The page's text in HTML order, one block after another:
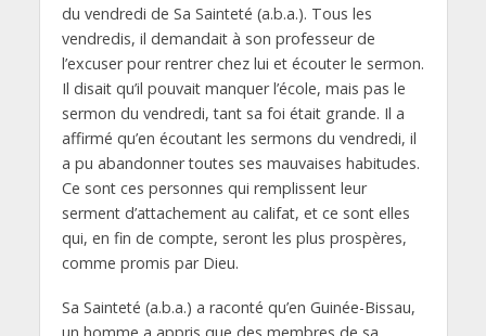
du vendredi de Sa Sainteté (a.b.a.). Tous les
vendredis, il demandait à son professeur de
l’excuser pour rentrer chez lui et écouter le sermon.
Il disait qu’il pouvait manquer l’école, mais pas le
sermon du vendredi, tant sa foi était grande. Il a
affirmé qu’en écoutant les sermons du vendredi, il
a pu abandonner toutes ses mauvaises habitudes.
Ce sont ces personnes qui remplissent leur
serment d’attachement au califat, et ce sont elles
qui, en fin de compte, seront les plus prospères,
comme promis par Dieu.
Sa Sainteté (a.b.a.) a raconté qu’en Guinée-Bissau,